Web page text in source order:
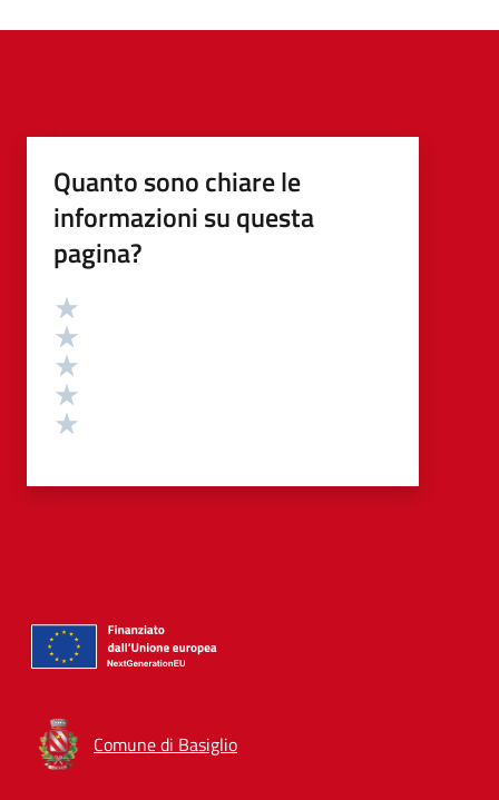
Quanto sono chiare le
informazioni su questa
pagina?
Valutazione
Comune di Basiglio